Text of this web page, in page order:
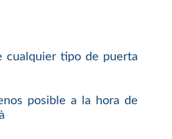
cualquier tipo de puerta
posible a la hora de